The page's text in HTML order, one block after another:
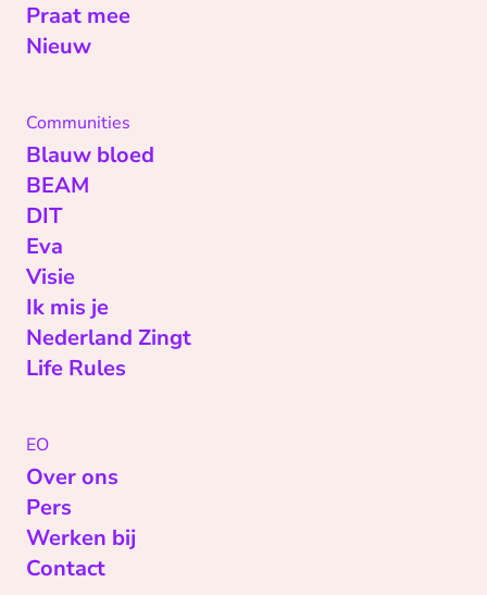
Praat mee
Nieuw
Communities
Blauw bloed
BEAM
DIT
Eva
Visie
Ik mis je
Nederland Zingt
Life Rules
EO
Over ons
Pers
Werken bij
Contact